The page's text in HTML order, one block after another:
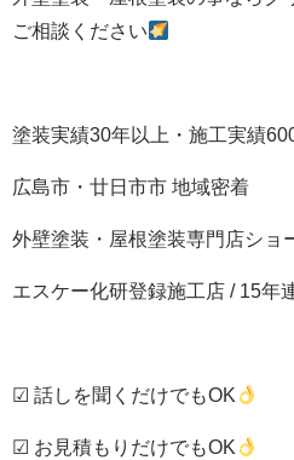
ご相談ください
塗装実績30年以上・施工実績
広島市・廿日市市 地域密着
外壁塗装・屋根塗装専門店ショ
エスケー化研登録施工店 / 15年
☑ 話しを聞くだけでもOK
☑ お見積もりだけでもOK